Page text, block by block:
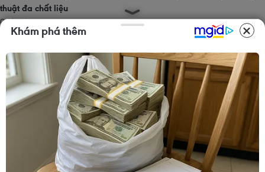
thuật đa chất liệu
08/08/2026 11:27
Đội K93 quy tập được 11 bộ hài cốt liệt sỹ trên địa bàn An Giang
Sửa đổi Luật Dầu khí: Phân cấp, phân quyền nhưng phải kiểm soát
rủi ro
08/08/2026 11:05
Mở rộng không gian cống hiến cho cộng đồng người Việt Nam ở
nước ngoài
08/08/2026 11:00
Khám phá thêm